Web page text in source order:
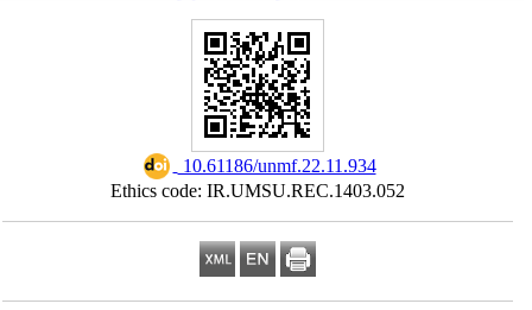
‎ 10.61186/unmf.22.11.934
Ethics code: IR.UMSU.REC.1403.052